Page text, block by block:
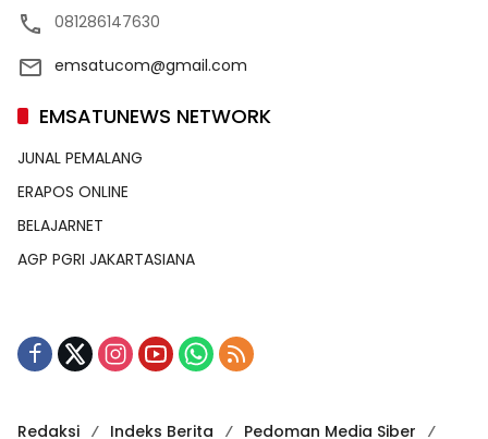
081286147630
emsatucom@gmail.com
EMSATUNEWS NETWORK
JUNAL PEMALANG
ERAPOS ONLINE
BELAJARNET
AGP PGRI JAKARTASIANA
Redaksi Indeks Berita Pedoman Media Siber